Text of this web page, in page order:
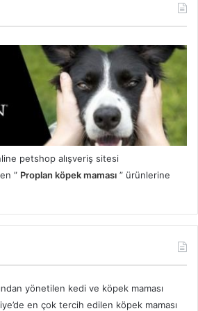
petshop alışveriş sitesi
” Proplan köpek maması ” ürünlerine
yönetilen kedi ve köpek maması
en çok tercih edilen köpek maması